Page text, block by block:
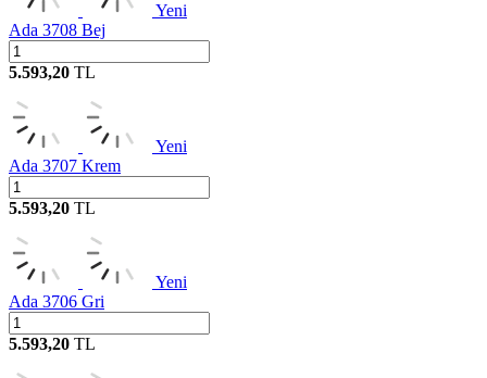
Yeni
Ada 3708 Bej
5.593,20 TL
Yeni
Ada 3707 Krem
5.593,20 TL
Yeni
Ada 3706 Gri
5.593,20 TL